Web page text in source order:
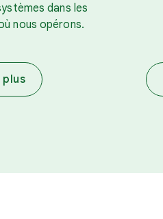
dans les
nous opérons.
plus